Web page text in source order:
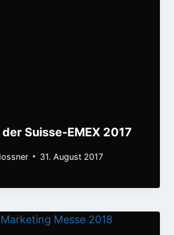
Suisse-EMEX 2017
31. August 2017